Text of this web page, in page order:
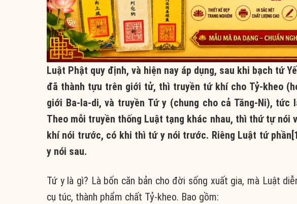
Luật Phật quy định, và hiện nay áp dụng, sau khi bạch tứ
đã thành tựu trên giới tử, thì truyền tứ khí cho Tỷ-kheo
giới Ba-la-di, và truyền Tứ y (chung cho cả Tăng-Ni),
Theo mỗi truyền thống Luật tạng khác nhau, thì thứ tự
khí nói trước, có khi thì tứ y nói trước. Riêng Luật tứ
y nói sau.
Tứ y là gì? Là bốn căn bản cho đời sống xuất gia, mà Luật
cụ túc, thành phẩm chất Tỷ-kheo. Bao gồm: